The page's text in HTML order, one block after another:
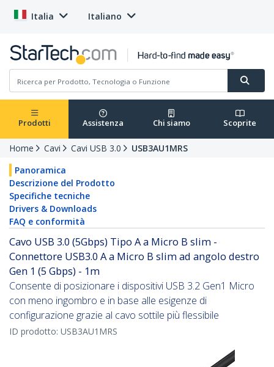
Italia Italiano
Prodotti Assistenza Chi siamo Scoprite
Home Cavi Cavi USB 3.0
USB3AU1MRS
Panoramica
Descrizione del Prodotto
Specifiche tecniche
Drivers & Downloads
FAQ e conformità
Cavo USB 3.0 (5Gbps) Tipo A a Micro B slim -
Connettore USB3.0 A a Micro B slim ad angolo destro
Gen 1 (5 Gbps) - 1m
Consente di posizionare i dispositivi USB 3.2 Gen1 Micro
con meno ingombro e in base alle esigenze di
configurazione grazie al cavo sottile più flessibile
ID prodotto: USB3AU1MRS